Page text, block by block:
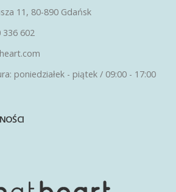
11, 80-890 Gdańsk
336 602
poniedziałek - piątek / 09:00 - 17:00